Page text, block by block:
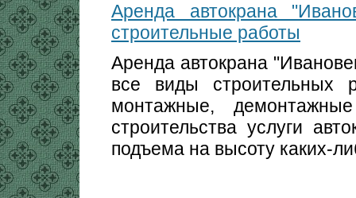
Аренда автокрана
строительные работы
Аренда автокрана
все виды строительных
монтажные,
строительства услуги
подъема на высоту каких-